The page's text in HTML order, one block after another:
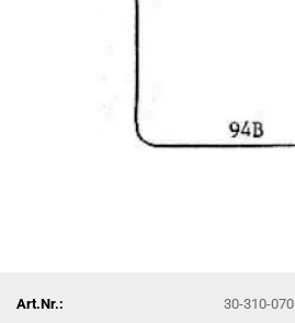
Art.Nr.:
30-310-070